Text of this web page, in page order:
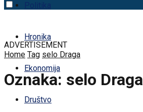
Politika
Hronika
Ekonomija
Društvo
ADVERTISEMENT
Home Tag selo Draga
Oznaka: selo Draga